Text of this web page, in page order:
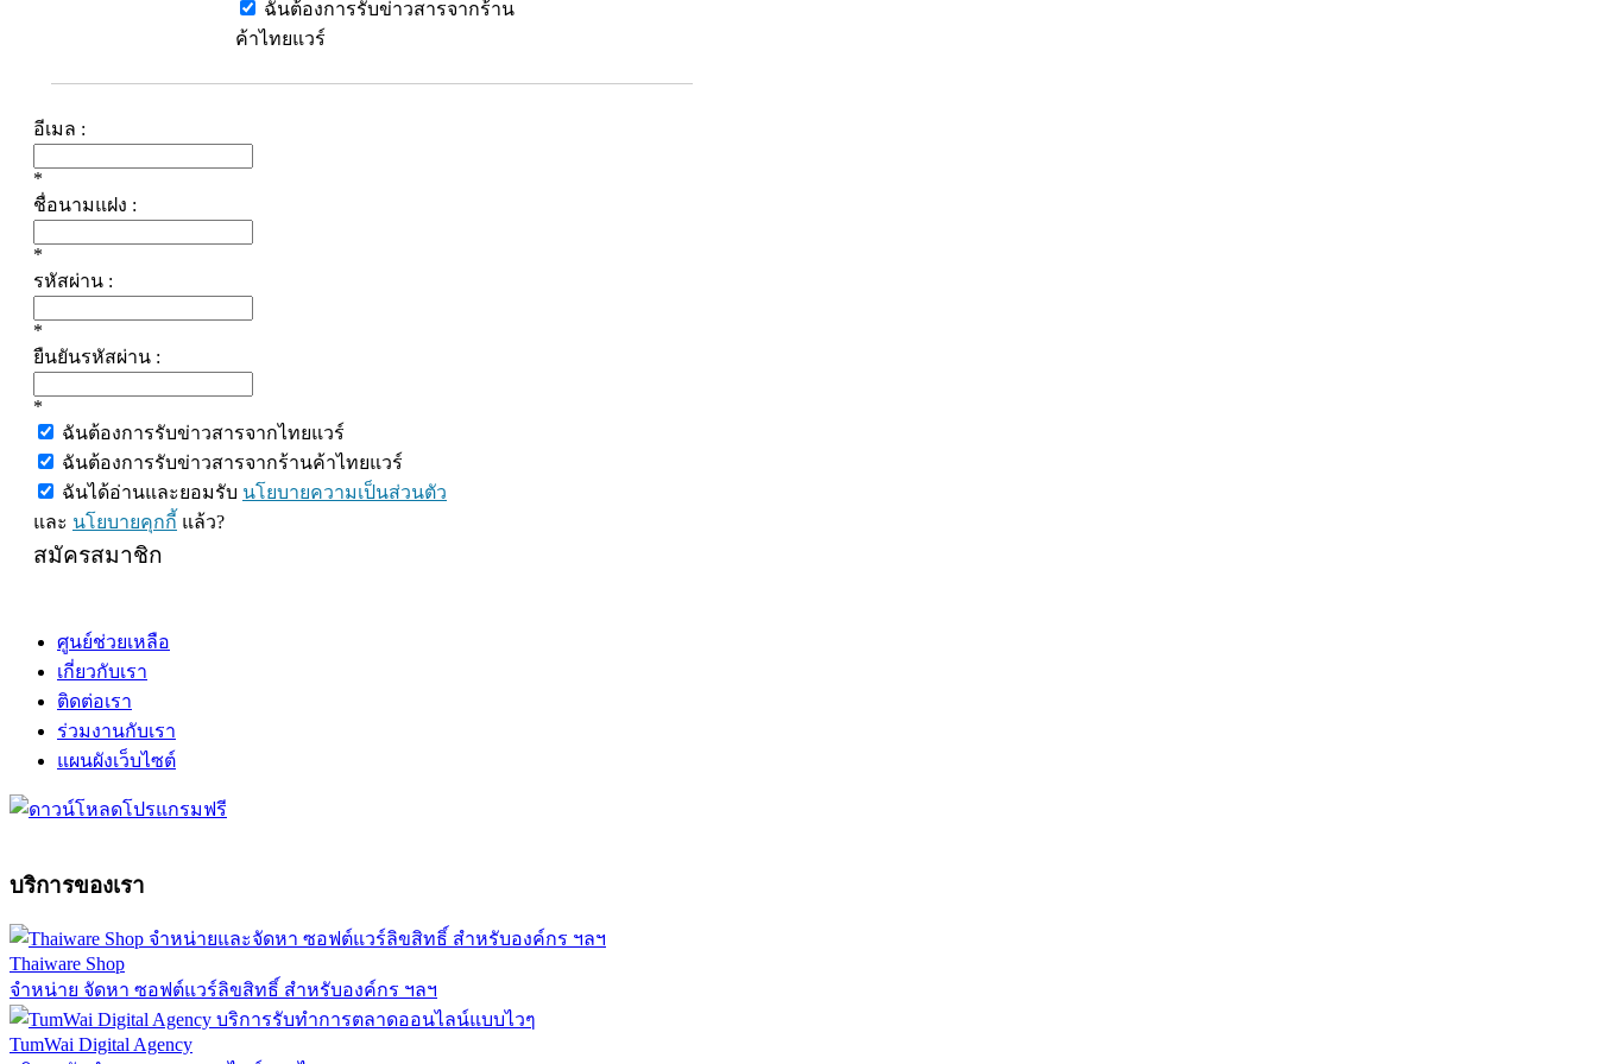
ฉันต้องการรับข่าวสารจากร้าน
ค้าไทยแวร์
อีเมล :
*
ชื่อนามแฝง :
*
รหัสผ่าน :
*
ยืนยันรหัสผ่าน :
*
ฉันต้องการรับข่าวสารจากไทยแวร์
ฉันต้องการรับข่าวสารจากร้านค้าไทยแวร์
ฉันได้อ่านและยอมรับ นโยบายความเป็นส่วนตัว
และ นโยบายคุกกี้ แล้ว?
สมัครสมาชิก
ศูนย์ช่วยเหลือ
เกี่ยวกับเรา
ติดต่อเรา
ร่วมงานกับเรา
แผนผังเว็บไซต์
บริการของเรา
Thaiware Shop
จำหน่าย จัดหา ซอฟต์แวร์ลิขสิทธิ์ สำหรับองค์กร ฯลฯ
TumWai Digital Agency